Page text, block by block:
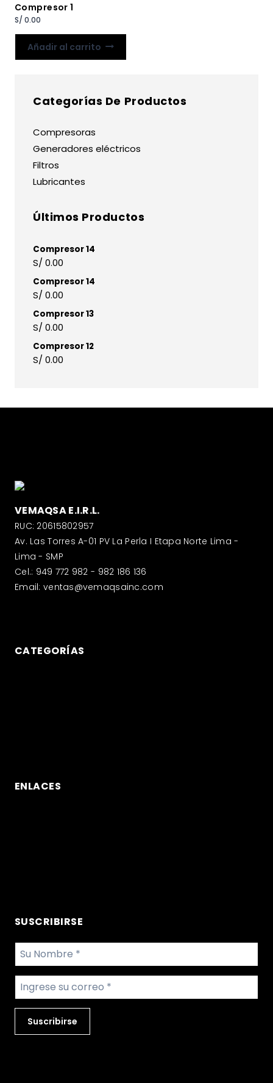
Compresor 1
S/ 0.00
Añadir al carrito
Categorías De Productos
Compresoras
Generadores eléctricos
Filtros
Lubricantes
Últimos Productos
Compresor 14
S/0.00
Compresor 14
S/0.00
Compresor 13
S/0.00
Compresor 12
S/0.00
VEMAQSA E.I.R.L.
RUC: 20615802957
Av. Las Torres A-01 PV La Perla I Etapa Norte Lima -
Lima - SMP
Cel.: 949 772 982 - 982 186 136
Email: ventas@vemaqsainc.com
CATEGORÍAS
ENLACES
SUSCRIBIRSE